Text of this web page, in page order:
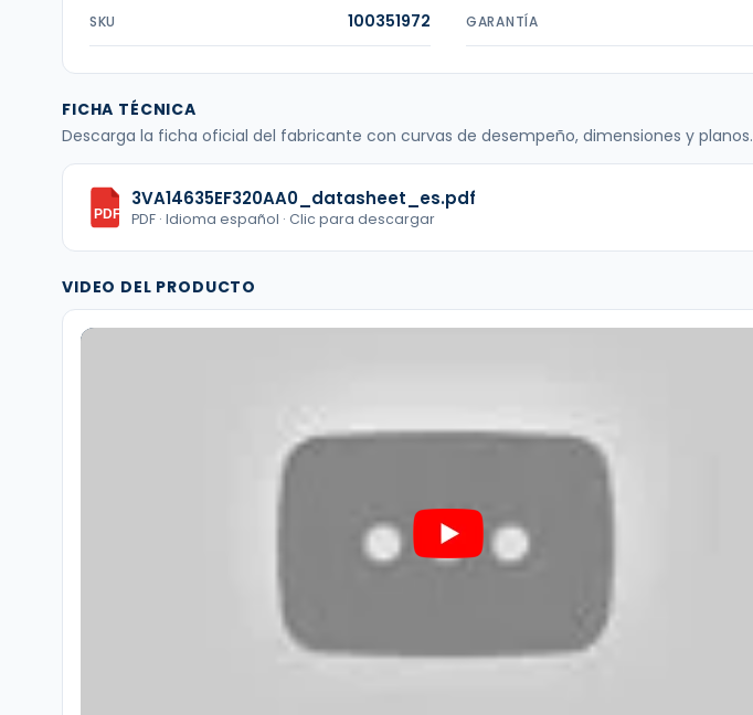
SKU 100351972 GARANTÍA
FICHA TÉCNICA
Descarga la ficha oficial del fabricante con curvas de desempeño, dimensiones y planos.
PDF
3VA14635EF320AA0_datasheet_es.pdf
PDF · Idioma español · Clic para descargar
VIDEO DEL PRODUCTO